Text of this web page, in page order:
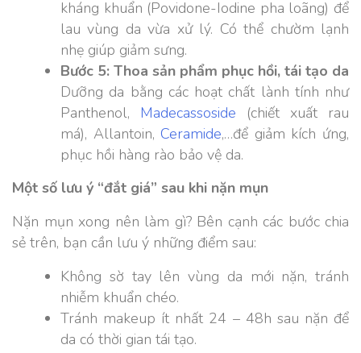
kháng khuẩn (Povidone-Iodine pha loãng) để
lau vùng da vừa xử lý. Có thể chườm lạnh
nhẹ giúp giảm sưng.
Bước 5: Thoa sản phẩm phục hồi, tái tạo da
Dưỡng da bằng các hoạt chất lành tính như
Panthenol, Madecassoside (chiết xuất rau
má), Allantoin, Ceramide,…để giảm kích ứng,
phục hồi hàng rào bảo vệ da.
Một số lưu ý “đắt giá” sau khi nặn mụn
Nặn mụn xong nên làm gì? Bên cạnh các bước chia
sẻ trên, bạn cần lưu ý những điểm sau:
Không sờ tay lên vùng da mới nặn, tránh
nhiễm khuẩn chéo.
Tránh makeup ít nhất 24 – 48h sau nặn để
da có thời gian tái tạo.